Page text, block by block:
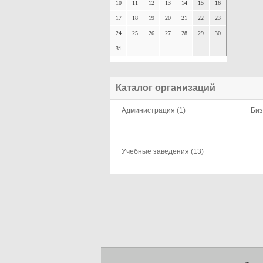
10 11 12 13 14 15 16
17 18 19 20 21 22 23
24 25 26 27 28 29 30
31
Каталог организаций
Администрация (1)
Учебные заведения (13)